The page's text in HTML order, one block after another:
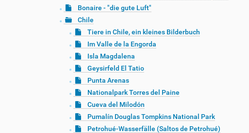
Bonaire - "die gute Luft"
Chile
Tiere in Chile, ein kleines Bilderbuch
Im Valle de la Engorda
Isla Magdalena
Geysirfeld El Tatio
Punta Arenas
Nationalpark Torres del Paine
Cueva del Milodón
Pumalín Douglas Tompkins National Park
Petrohué-Wasserfälle (Saltos de Petrohué)